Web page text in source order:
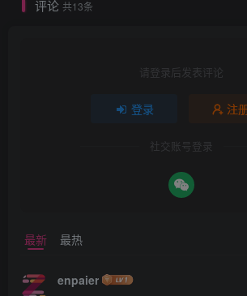
评论 共13条
请登录后发表评论
登录 注
社交账号登录
最新 最热
enpaier